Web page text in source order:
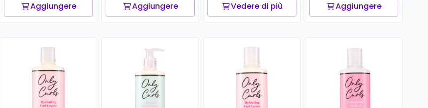
Aggiungere Aggiungere Vedere di più Aggiungere